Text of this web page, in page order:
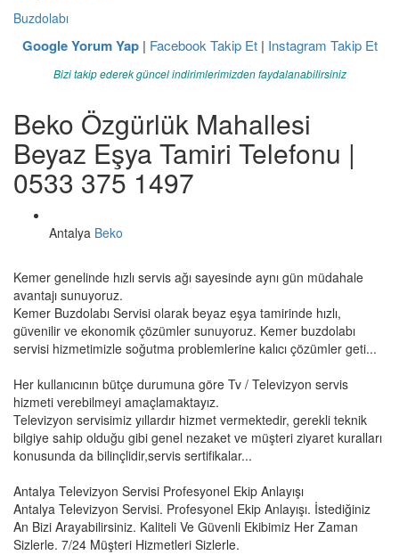
Buzdolabı
Google Yorum Yap| Facebook Takip Et| Instagram Takip Et
Bizi takip ederek güncel indirimlerimizden faydalanabilirsiniz
Beko Özgürlük Mahallesi
Beyaz Eşya Tamiri Telefonu |
0533 375 1497
Antalya Beko
Kemer genelinde hızlı servis ağı sayesinde aynı gün müdahale
avantajı sunuyoruz.
Kemer Buzdolabı Servisi olarak beyaz eşya tamirinde hızlı,
güvenilir ve ekonomik çözümler sunuyoruz. Kemer buzdolabı
servisi hizmetimizle soğutma problemlerine kalıcı çözümler geti...
Her kullanıcının bütçe durumuna göre Tv / Televizyon servis
hizmeti verebilmeyi amaçlamaktayız.
Televizyon servisimiz yıllardır hizmet vermektedir, gerekli teknik
bilgiye sahip olduğu gibi genel nezaket ve müşteri ziyaret kuralları
konusunda da bilinçlidir,servis sertifikalar...
Antalya Televizyon Servisi Profesyonel Ekip Anlayışı
Antalya Televizyon Servisi. Profesyonel Ekip Anlayışı. İstediğiniz
An Bizi Arayabilirsiniz. Kaliteli Ve Güvenli Ekibimiz Her Zaman
Sizlerle. 7/24 Müşteri Hizmetleri Sizlerle.